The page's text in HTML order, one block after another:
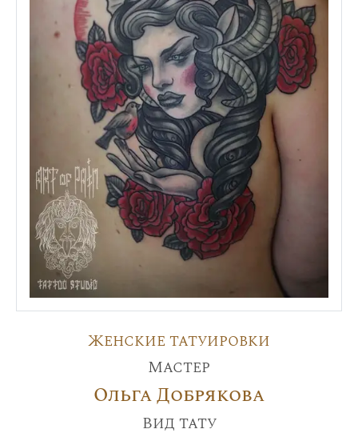
Женские татуировки
Мастер
Ольга Добрякова
Вид тату